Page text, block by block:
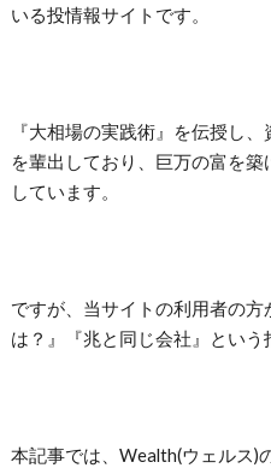
いる投情報サイトです。
『大相場の実践術』を伝授し
を輩出しており、巨万の富を
しています。
ですが、当サイトの利用者の
は？』『兆と同じ会社』という
本記事では、 Wealth(ウェルス)